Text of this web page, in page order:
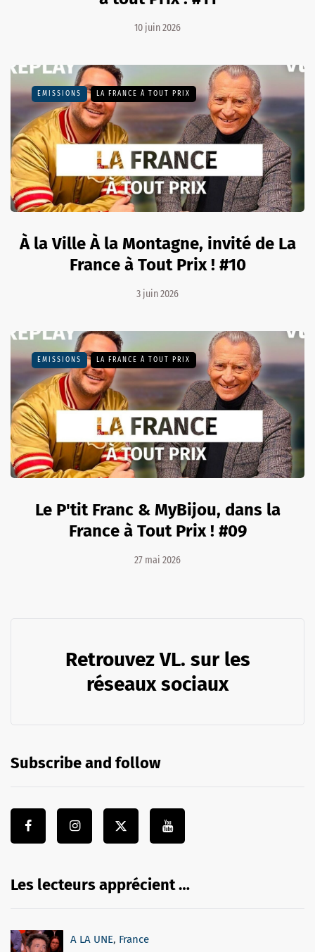
10 juin 2026
EMISSIONS LA FRANCE À TOUT PRIX
À la Ville À la Montagne, invité de La
France à Tout Prix ! #10
3 juin 2026
EMISSIONS LA FRANCE À TOUT PRIX
Le P'tit Franc & MyBijou, dans la
France à Tout Prix ! #09
27 mai 2026
Retrouvez VL. sur les
réseaux sociaux
Subscribe and follow
Les lecteurs apprécient …
A LA UNE, France